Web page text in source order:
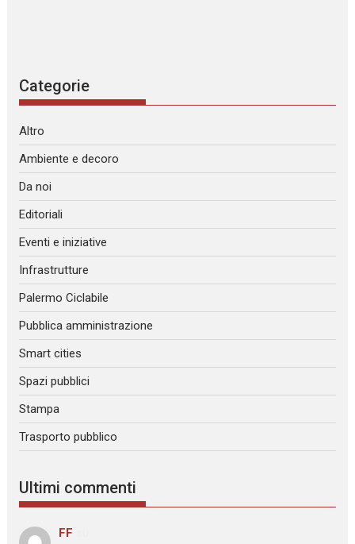
Categorie
Altro
Ambiente e decoro
Da noi
Editoriali
Eventi e iniziative
Infrastrutture
Palermo Ciclabile
Pubblica amministrazione
Smart cities
Spazi pubblici
Stampa
Trasporto pubblico
Ultimi commenti
FF